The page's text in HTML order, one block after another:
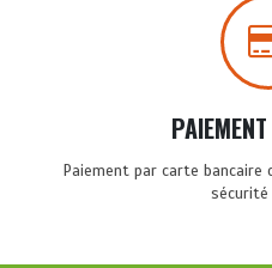
PAIEMENT
Paiement par carte
sécurité